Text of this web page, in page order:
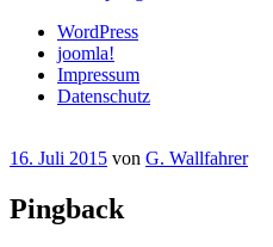
WordPress
joomla!
Impressum
Datenschutz
16. Juli 2015 von G. Wallfahrer
Pingback